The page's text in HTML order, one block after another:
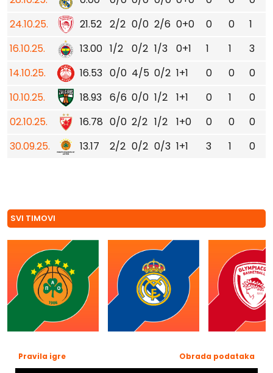
24.10.25.
21.52 2/2 0/0 2/6 0+0 0 0 1
16.10.25.
13.00 1/2 0/2 1/3 0+1 1 1 3
14.10.25.
16.53 0/0 4/5 0/2 1+1 0 0 0
10.10.25.
18.93 6/6 0/0 1/2 1+1 0 1 0
02.10.25.
16.78 0/0 2/2 1/2 1+0 0 0 0
30.09.25.
13.17 2/2 0/2 0/3 1+1 3 1 0
SVI TIMOVI
Pravila igre Obrada podataka